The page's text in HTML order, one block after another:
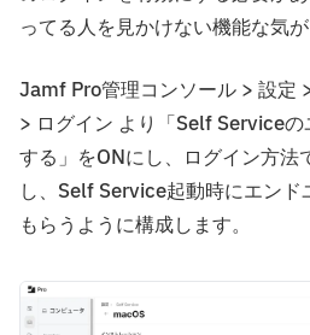
ってる人を見かけない機能な気
Jamf Pro管理コンソール > 設定
> ログイン より「Self Service
する」をONにし、ログイン方法
し、Self Service起動時にエンド
もらうように構成します。